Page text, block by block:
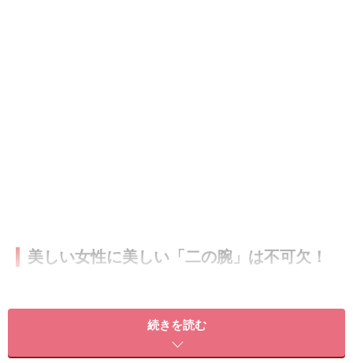
美しい女性に美しい「二の腕」は不可欠！
続きを読む